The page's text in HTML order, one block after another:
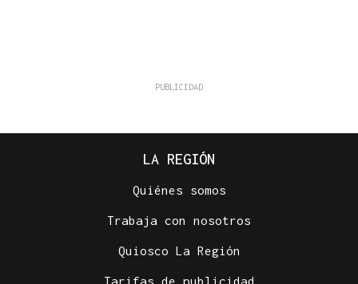
LA REGIÓN
Quiénes somos
Trabaja con nosotros
Quiosco La Región
Tarifas de publicidad